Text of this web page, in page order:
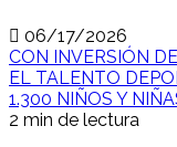
06/17/2026
CON INVERSIÓN
EL TALENTO
1.300 NIÑOS Y
2 min de lectura